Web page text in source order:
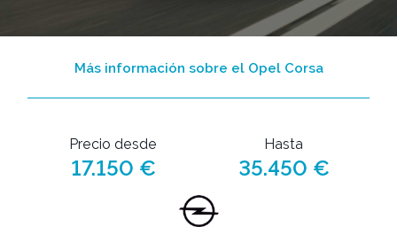
Más información sobre el Opel Corsa
Precio desde
17.150 €
Hasta
35.450 €